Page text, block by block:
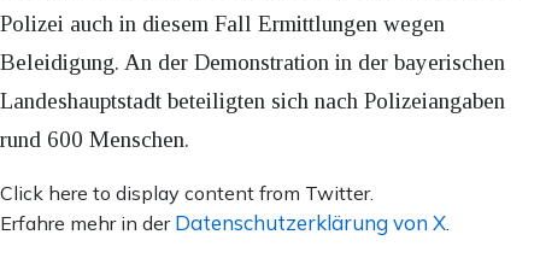
Polizei auch in diesem Fall Ermittlungen wegen
Beleidigung. An der Demonstration in der bayerischen
Landeshauptstadt beteiligten sich nach Polizeiangaben
rund 600 Menschen.
Inhalt
von
Click here to display content from Twitter.
Erfahre mehr in der Datenschutzerklärung von X.